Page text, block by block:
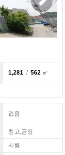
1,281 / 562 ㎡
없음
창고,공장
서향